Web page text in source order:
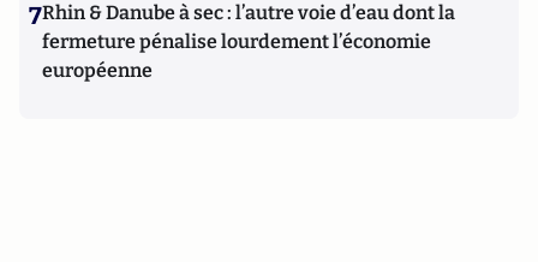
7Rhin & Danube à sec : l’autre voie d’eau dont la
fermeture pénalise lourdement l’économie
européenne